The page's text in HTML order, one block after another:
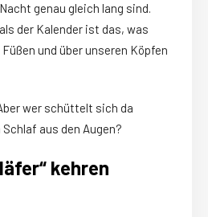
genau gleich lang sind.
der Kalender ist das, was
und über unseren Köpfen
wer schüttelt sich da
aus den Augen?
kehren